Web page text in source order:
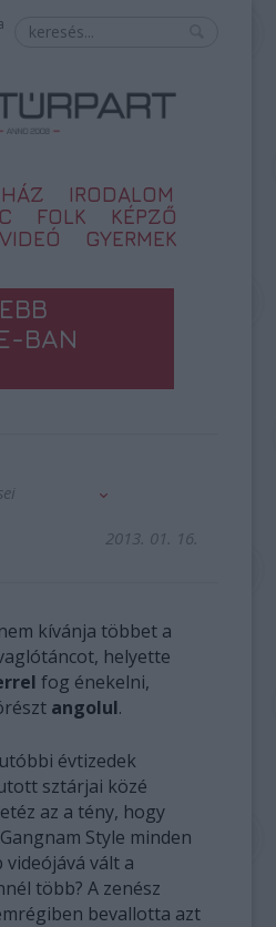
IRODALOM
FOLK
KÉPZŐ
VIDEÓ GYERMEK
BAN
2013. 01. 16.
kívánja többet a
helyette
fog énekelni,
angolul.
évtizedek
sztárjai közé
az a tény, hogy
Style minden
vált a
több? A zenész
bevallotta azt